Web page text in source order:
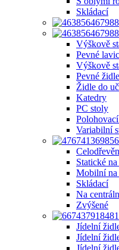
Skládací
Výškově
Pevné
Výškově
Pevné židle
Židle do
Katedry
PC stoly
Variabilní
Statické
Mobilní na
Skládací
Na
Zvýšené
Jídelní
Jídelní
Jídelní